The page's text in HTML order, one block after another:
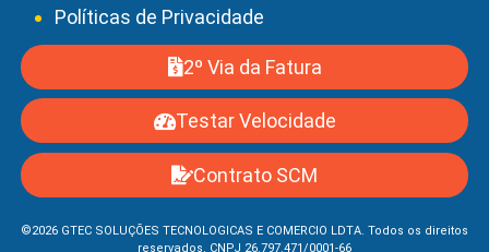
Políticas de Privacidade
2º Via da Fatura
Testar Velocidade
Contrato SCM
©2026 GTEC SOLUÇÕES TECNOLOGICAS E COMERCIO LDTA. Todos os direitos
reservados. CNPJ 26.797.471/0001-66